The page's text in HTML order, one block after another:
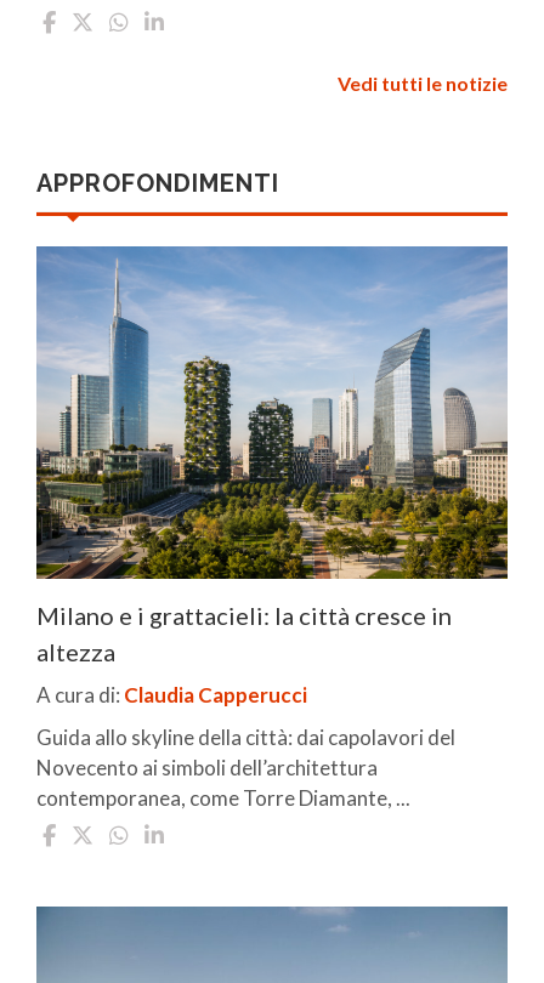
Vedi tutti le notizie
APPROFONDIMENTI
Milano e i grattacieli: la città cresce in
altezza
A cura di: Claudia Capperucci
Guida allo skyline della città: dai capolavori del
Novecento ai simboli dell’architettura
contemporanea, come Torre Diamante, ...